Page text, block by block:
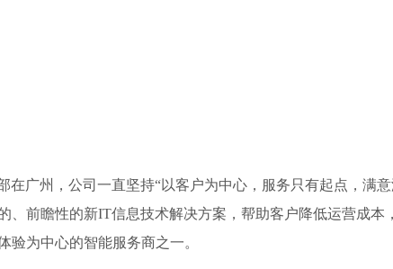
广州，公司一直坚持“以客户为中心，服务只有起点，满
前瞻性的新IT信息技术解决方案，帮助客户降低运营成
为中心的智能服务商之一。